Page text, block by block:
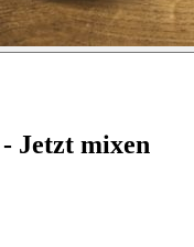
Jetzt mixen